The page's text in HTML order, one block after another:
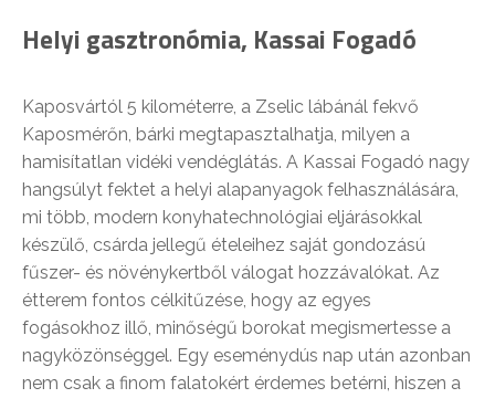
Helyi gasztronómia, Kassai Fogadó
Kaposvártól 5 kilométerre, a Zselic lábánál fekvő
Kaposmérőn, bárki megtapasztalhatja, milyen a
hamisítatlan vidéki vendéglátás. A Kassai Fogadó nagy
hangsúlyt fektet a helyi alapanyagok felhasználására,
mi több, modern konyhatechnológiai eljárásokkal
készülő, csárda jellegű ételeihez saját gondozású
fűszer- és növénykertből válogat hozzávalókat. Az
étterem fontos célkitűzése, hogy az egyes
fogásokhoz illő, minőségű borokat megismertesse a
nagyközönséggel. Egy eseménydús nap után azonban
nem csak a finom falatokért érdemes betérni, hiszen a